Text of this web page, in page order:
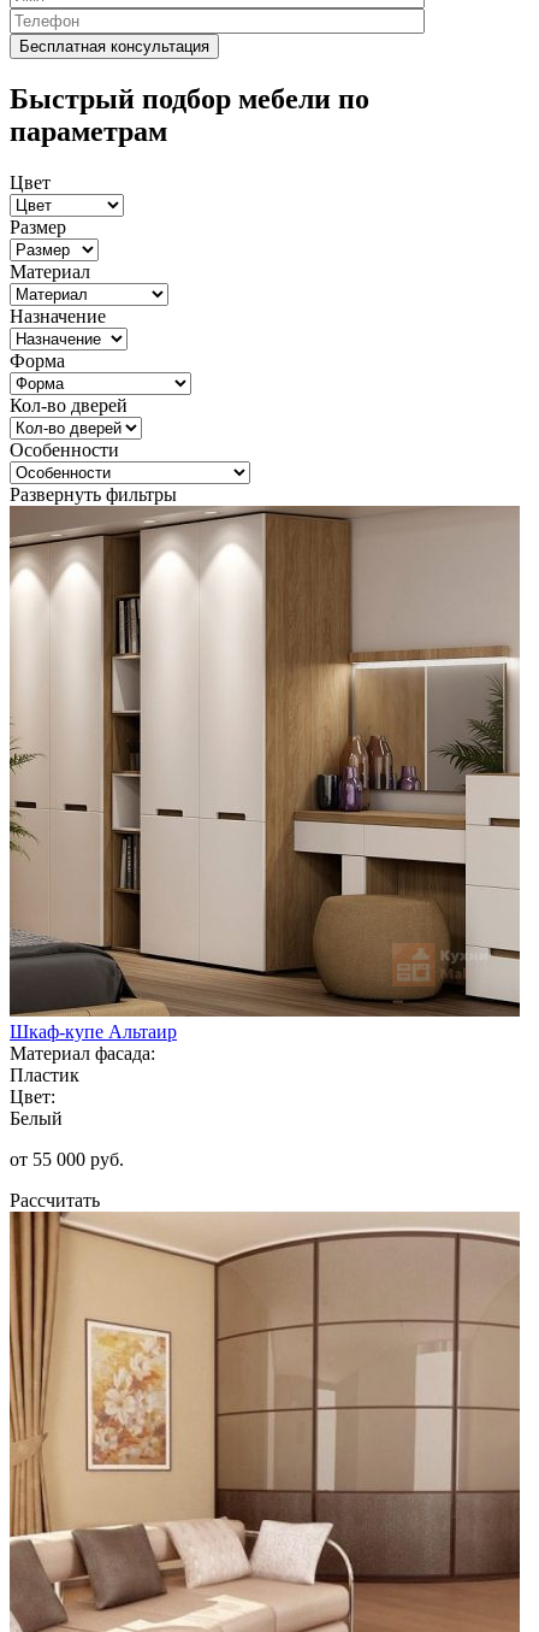
Быстрый подбор мебели по
параметрам
Цвет
Размер
Материал
Назначение
Форма
Кол-во дверей
Особенности
Развернуть фильтры
Шкаф-купе Альтаир
Материал фасада:
Пластик
Цвет:
Белый
от 55 000 руб.
Рассчитать